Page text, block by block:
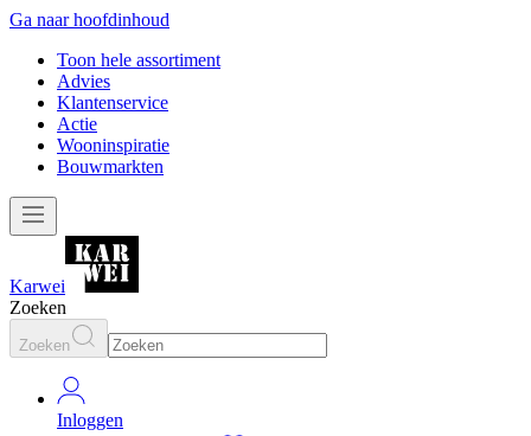
Ga naar hoofdinhoud
Toon hele assortiment
Advies
Klantenservice
Actie
Wooninspiratie
Bouwmarkten
Karwei
Zoeken
Zoeken
Inloggen